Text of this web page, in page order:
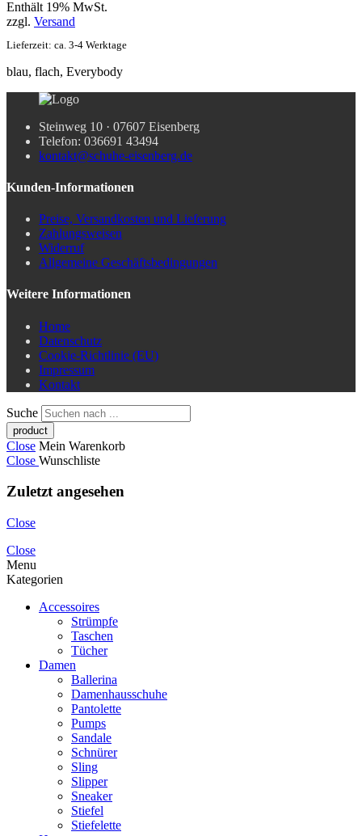
war:
139,95 €
ist:
Enthält 19% MwSt.
zzgl. Versand
Lieferzeit: ca. 3-4 Werktage
blau, flach, Everybody
Steinweg 10 · 07607 Eisenberg
Telefon: 036691 43494
kontakt@schuhe-eisenberg.de
Kunden-Informationen
Preise, Versandkosten und Lieferung
Zahlungsweisen
Widerruf
Allgemeine Geschäftsbedingungen
Weitere Informationen
Home
Datenschutz
Cookie-Richtlinie (EU)
Impressum
Kontakt
Suche
Close Mein Warenkorb
Close Wunschliste
Zuletzt angesehen
Close
Close
Menu
Kategorien
Accessoires
Strümpfe
Taschen
Tücher
Damen
Ballerina
Damenhausschuhe
Pantolette
Pumps
Sandale
Schnürer
Sling
Slipper
Sneaker
Stiefel
Stiefelette